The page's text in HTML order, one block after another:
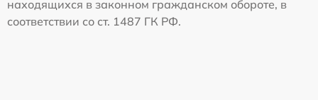
находящихся в законном гражданском обороте, в
соответствии со ст. 1487 ГК РФ.